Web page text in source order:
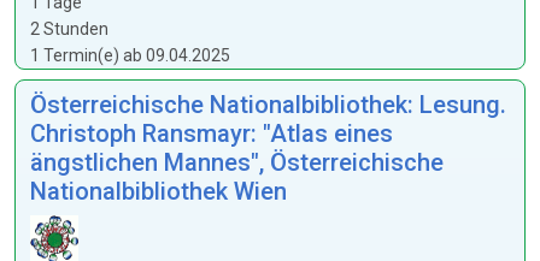
2 Stunden
1 Termin(e) ab 09.04.2025
Österreichische Nationalbibliothek: Lesung.
Christoph Ransmayr: "Atlas eines
ängstlichen Mannes", Österreichische
Nationalbibliothek Wien